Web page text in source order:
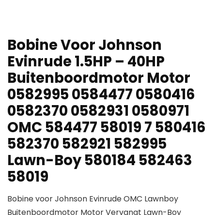
Bobine Voor Johnson
Evinrude 1.5HP – 40HP
Buitenboordmotor Motor
0582995 0584477 0580416
0582370 0582931 0580971
OMC 584477 58019 7 580416
582370 582921 582995
Lawn-Boy 580184 582463
58019
Bobine voor Johnson Evinrude OMC Lawnboy
Buitenboordmotor Motor Vervangt Lawn-Boy